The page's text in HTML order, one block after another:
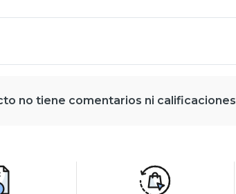
no tiene comentarios ni calificaciones